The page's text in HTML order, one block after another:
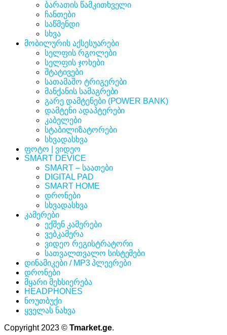
ბარათის წამკითხველი
ჩანთები
საწმენდი
სხვა
მობილურის აქსესუარები
სელფის რგოლები
სელფის ჯოხები
შტატივები
სათამაშო ტრიგერები
მანქანის სამაგრები
გარე დამტენები (POWER BANK)
დამტენი ადაპტერები
კაბელები
სტაბილიზატორები
სხვადასხვა
ფოტო | ვიდეო
SMART DEVICE
SMART – საათები
DIGITAL PAD
SMART HOME
დრონები
სხვადასხვა
კამერები
ექშენ კამერები
ვებკამერა
ვიდეო რეგისტრატორი
სათვალთვალო სისტემები
დინამიკები / MP3 პლეერები
დრონები
მყარი მეხსიერება
HEADPHONES
ნოუთბუქი
ყველას ნახვა
Copyright 2023 © Tmarket.ge.